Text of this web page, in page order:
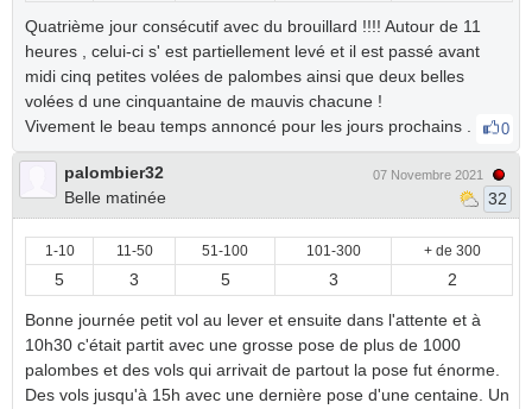
Quatrième jour consécutif avec du brouillard !!!! Autour de 11
heures , celui-ci s' est partiellement levé et il est passé avant
midi cinq petites volées de palombes ainsi que deux belles
volées d une cinquantaine de mauvis chacune !
Vivement le beau temps annoncé pour les jours prochains .
0
palombier32
Belle matinée
07 Novembre 2021
32
1-10 11-50 51-100 101-300 + de 300
5 3 5 3 2
Bonne journée petit vol au lever et ensuite dans l'attente et à
10h30 c'était partit avec une grosse pose de plus de 1000
palombes et des vols qui arrivait de partout la pose fut énorme.
Des vols jusqu'à 15h avec une dernière pose d'une centaine. Un